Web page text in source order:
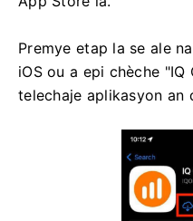
Premye etap la se ale
iOS ou a epi chèche "IQ
telechaje aplikasyon an